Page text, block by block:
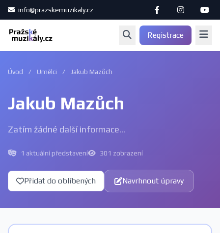
info@prazskemuzikaly.cz
Registrace
Úvod / Umělci / Jakub Mazůch
Jakub Mazůch
Zatím žádné další informace...
1 aktuální představení 301 zobrazení
Přidat do oblíbených Navrhnout úpravy